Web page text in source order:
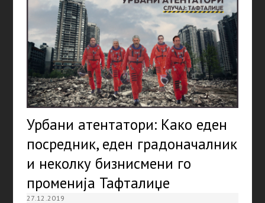
Урбани атентатори: Како еден
посредник, еден градоначалник
и неколку бизнисмени го
променија Тафталиџе
27.12.2019